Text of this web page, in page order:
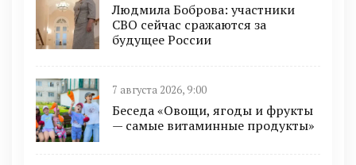
Людмила Боброва: участники
СВО сейчас сражаются за
будущее России
7 августа 2026, 9:00
Беседа «Овощи, ягоды и фрукты
— самые витаминные продукты»